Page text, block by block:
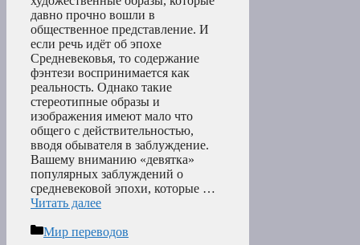
давно прочно вошли в
общественное представление. И
если речь идёт об эпохе
Средневековья, то содержание
фэнтези воспринимается как
реальность. Однако такие
стереотипные образы и
изображения имеют мало что
общего с действительностью,
вводя обывателя в заблуждение.
Вашему вниманию «девятка»
популярных заблуждений о
средневековой эпохи, которые …
Читать далее
Рубрики
Мир переводов